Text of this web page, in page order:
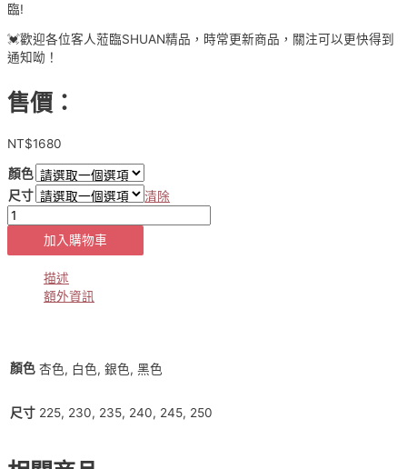
臨!
💓歡迎各位客人蒞臨SHUAN精品，時常更新商品，關注可以更快得到
通知呦！
售價：
NT$1680
顏色
尺寸
清除
現
正
跟
鞋
加入購物車
描述
額外資訊
顏色 杏色, 白色, 銀色, 黑色
尺寸 225, 230, 235, 240, 245, 250